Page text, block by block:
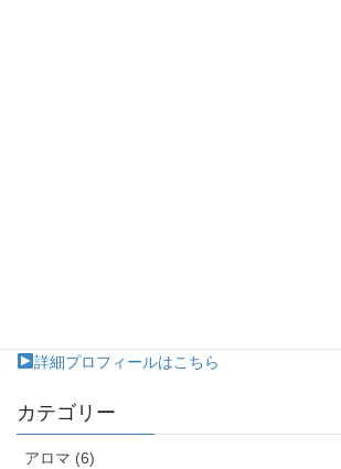
詳細プロフィールはこちら
カテゴリー
アロマ (6)